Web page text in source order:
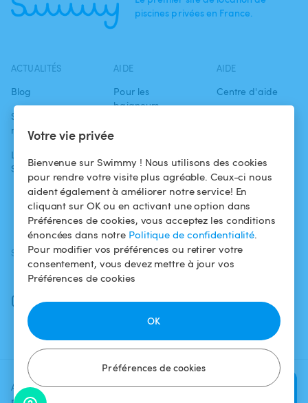
Votre vie privée
Bienvenue sur Swimmy ! Nous utilisons des cookies
pour rendre votre visite plus agréable. Ceux-ci nous
aident également à améliorer notre service! En
cliquant sur OK ou en activant une option dans
Préférences de cookies, vous acceptez les conditions
énoncées dans notre Politique de confidentialité.
Pour modifier vos préférences ou retirer votre
consentement, vous devez mettre à jour vos
Préférences de cookies
Préférences de cookies
OK
Ajoutez une date et un créneau
Vérifier la
piscines privées en France.
ACTUALITÉS
Blog
Swimmy dans les
médias
L'aventure
Swimmy
AIDE
Pour les
baigneurs
Louer ma piscine
Comment ça
marche ?
AIDE
Centre d'aide
confidentialité
Mentions légales
SUIVEZ-NOUS
Facebook
Instagram
TÉLÉCHARGEZ L'APP